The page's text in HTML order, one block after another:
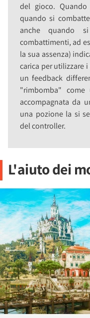
del gioco.
quando si
anche quando
combattimenti, ad
la sua assenza)
carica per utilizzare
un feedback
"rimbomba"
accompagnata da
una pozione la si
del controller.
L'aiuto dei